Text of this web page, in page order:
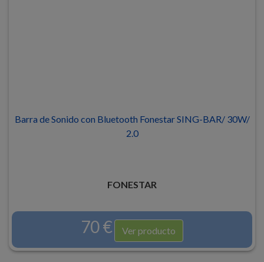
Barra de Sonido con Bluetooth Fonestar SING-BAR/ 30W/
2.0
FONESTAR
70 € Ver producto